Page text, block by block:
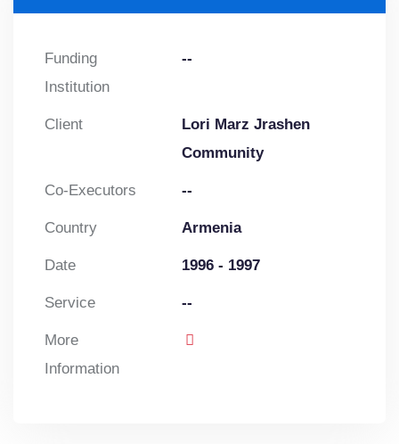
Funding
Institution
--
Client
Lori Marz Jrashen
Community
Co-Executors --
Country Armenia
Date 1996 - 1997
Service --
More
Information